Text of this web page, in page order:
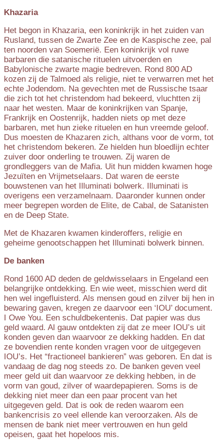
Khazaria
Het begon in Khazaria, een koninkrijk in het zuiden van
Rusland, tussen de Zwarte Zee en de Kaspische zee, pal
ten noorden van Soemerië. Een koninkrijk vol ruwe
barbaren die satanische rituelen uitvoerden en
Babylonische zwarte magie bedreven. Rond 800 AD
kozen zij de Talmoed als religie, niet te verwarren met het
echte Jodendom. Na gevechten met de Russische tsaar
die zich tot het christendom had bekeerd, vluchtten zij
naar het westen. Maar de koninkrijken van Spanje,
Frankrijk en Oostenrijk, hadden niets op met deze
barbaren, met hun zieke rituelen en hun vreemde geloof.
Dus moesten de Khazaren zich, althans voor de vorm, tot
het christendom bekeren. Ze hielden hun bloedlijn echter
zuiver door onderling te trouwen. Zij waren de
grondleggers van de Mafia. Uit hun midden kwamen hoge
Jezuïten en Vrijmetselaars. Dat waren de eerste
bouwstenen van het Illuminati bolwerk. Illuminati is
overigens een verzamelnaam. Daaronder kunnen onder
meer begrepen worden de Elite, de Cabal, de Satanisten
en de Deep State.
Met de Khazaren kwamen kinderoffers, religie en
geheime genootschappen het Illuminati bolwerk binnen.
De banken
Rond 1600 AD deden de geldwisselaars in Engeland een
belangrijke ontdekking. En wie weet, misschien werd dit
hen wel ingefluisterd. Als mensen goud en zilver bij hen in
bewaring gaven, kregen ze daarvoor een ‘IOU’ document.
I Owe You. Een schuldbekentenis. Dat papier was dus
geld waard. Al gauw ontdekten zij dat ze meer IOU’s uit
konden geven dan waarvoor ze dekking hadden. En dat
ze bovendien rente konden vragen voor de uitgegeven
IOU’s. Het “fractioneel bankieren” was geboren. En dat is
vandaag de dag nog steeds zo. De banken geven veel
meer geld uit dan waarvoor ze dekking hebben, in de
vorm van goud, zilver of waardepapieren. Soms is de
dekking niet meer dan een paar procent van het
uitgegeven geld. Dat is ook de reden waarom een
bankencrisis zo veel ellende kan veroorzaken. Als de
mensen de bank niet meer vertrouwen en hun geld
opeisen, gaat het hopeloos mis.